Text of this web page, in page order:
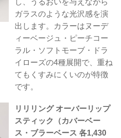
し、うるおいを与えながら
ガラスのような光沢感を演
出します。カラーはヌーデ
ィーベージュ・ピーチコー
ラル・ソフトモーブ・ドラ
イローズの4種展開で、重ね
てもくすみにくいのが特徴
です。
リリリング オーバーリップ
スティック（カバーベー
ス・ブラーベース 各1,430